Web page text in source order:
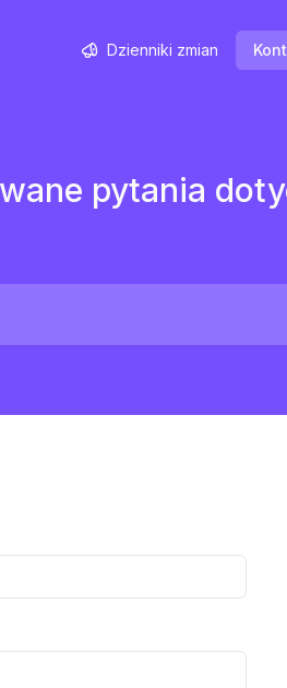
Dzienniki zmian
pytania